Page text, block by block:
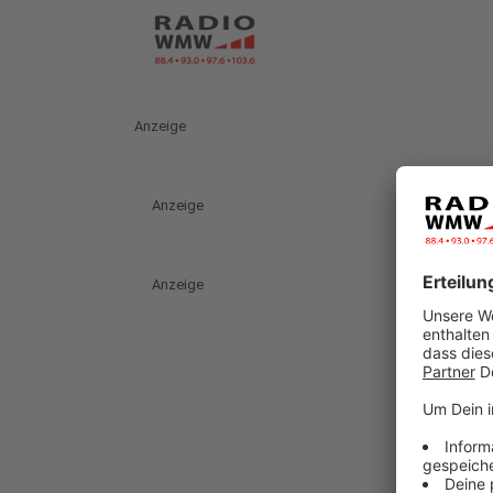
Anzeige
Anzeige
Anzeige